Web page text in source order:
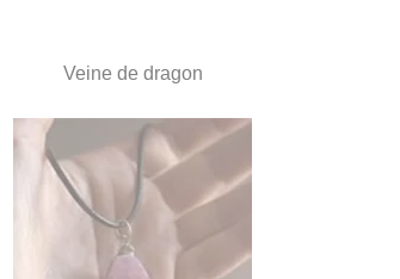
Veine de dragon